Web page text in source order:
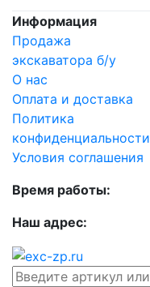
Информация
Продажа
экскаватора б/у
О нас
Оплата и доставка
Политика
конфиденциальности
Условия соглашения
Время работы:
Наш адрес: